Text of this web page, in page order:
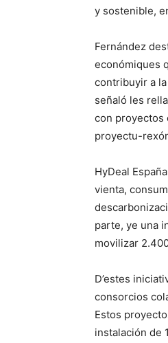
y sostenible,
Fernández
económiques
contribuyir a
señaló les
con proyectos
proyectu-
HyDeal
vienta,
parte, ye una
movilizar
D’estes
consorcios
Estos
instalación de